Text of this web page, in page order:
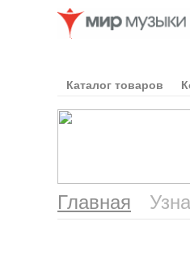
Каталог товаров
Главная